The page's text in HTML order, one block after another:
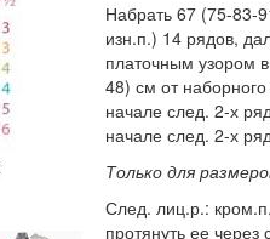
Набрать 67 (75-83-
изн.п.) 14 рядов,
платочным узором
48) см от
начале след. 2-х
начале след. 2-х
Только для
След. лиц.р.:
протянуть ее